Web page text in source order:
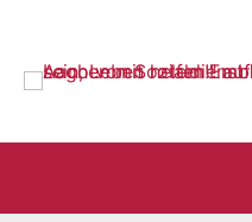
Startseite
Zum Inhalt